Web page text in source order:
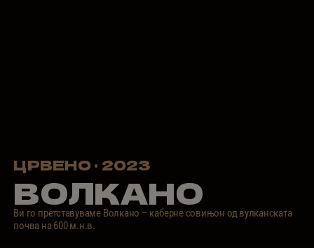
ЦРВЕНО · 2023
ВОЛКАНО
Ви го претставуваме Волкано – каберне совињон од вулканската
почва на 600 м.н.в.